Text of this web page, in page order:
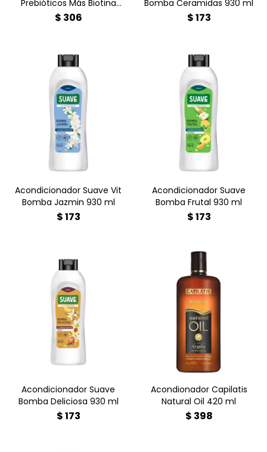
Prebióticos Más Biotina
Sedal 650 ml
$ 306
Bomba Ceramidas 930 ml
$173
¿Cabello opaco? ¡Dale un
shock de vida! ? El
Acondicionador Suave Vit
Bomba Jazmín 930ml
hidrata profundamente y
deja un aroma floral
irresistible. Logra suavidad
extrema al mejor precio.
¡Compralo ahora en
Farmacia Goes y renová tu
Acondicionador Suave Vit
Bomba Jazmin 930 ml
$173
¡Dale a tu pelo el shot de
energía que necesita! ?✨ El
Acondicionador Suave
Bomba Frutal 930ml
desenreda, aporta un brillo
increíble y deja un aroma
irresistible. ¡Calidad y
ahorro en un solo envase!
Compralo hoy en la web de
Farmacia Goes.
Acondicionador Suave
Bomba Frutal 930 ml
$173
¿Pelo opaco y difícil de
peinar? Descubrí el
Acondicionador Suave
Bomba Deliciosa 930ml.
Una explosión de
vitaminas que desenreda
al instante y deja un
aroma irresistible. ¡Dale a tu
cabello el brillo que
merece! Compralo ahora
Acondicionador Suave
Bomba Deliciosa 930 ml
$173
¡Revivilo hoy! El
Acondicionador Capilatis
Natural Oil con Argán,
Coco y Jojoba nutre
profundamente, elimina el
frizz y devuelve el brillo
natural. Sin sal ni
parabenos. ¡Compralo
ahora en Farmacia Goes y
lucí un cabello radiante!
Acondionador Capilatis
Natural Oil 420 ml
$ 398